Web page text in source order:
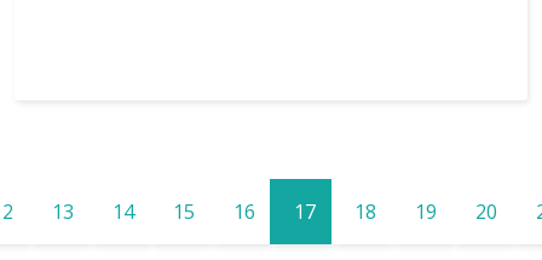
13 14 15 16 17 18 19 20